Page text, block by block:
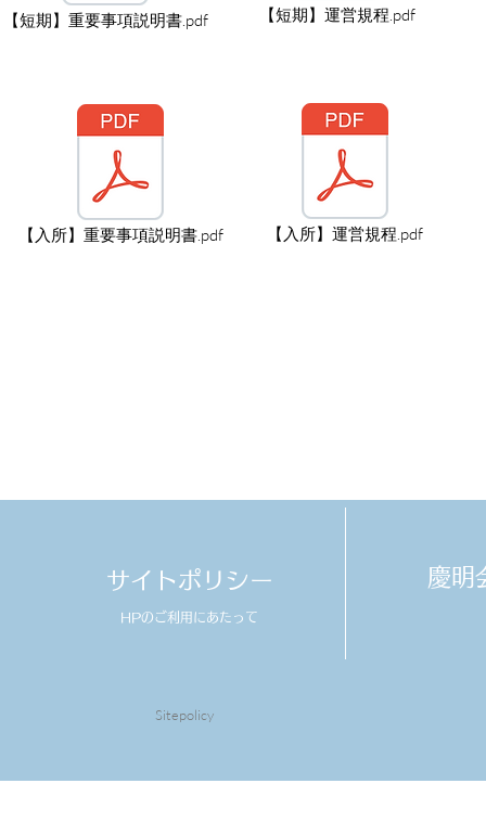
【短期】重要事項説明書.pdf 【短期】運営規程.pdf
【入所】運営規程.pdf
【入所】重要事項説明書.pdf
サイトポリシー
HPのご利用にあたって
慶明
Sitepolicy